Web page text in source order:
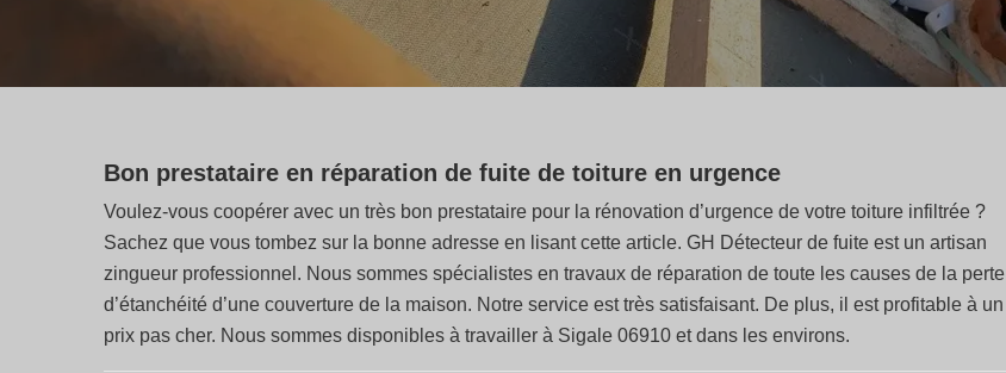
Bon prestataire en réparation de fuite de toiture en urgence
Voulez-vous coopérer avec un très bon prestataire pour la rénovation d’urgence de votre toiture infiltrée ?
Sachez que vous tombez sur la bonne adresse en lisant cette article. GH Détecteur de fuite est un artisan
zingueur professionnel. Nous sommes spécialistes en travaux de réparation de toute les causes de la perte
d’étanchéité d’une couverture de la maison. Notre service est très satisfaisant. De plus, il est profitable à un
prix pas cher. Nous sommes disponibles à travailler à Sigale 06910 et dans les environs.